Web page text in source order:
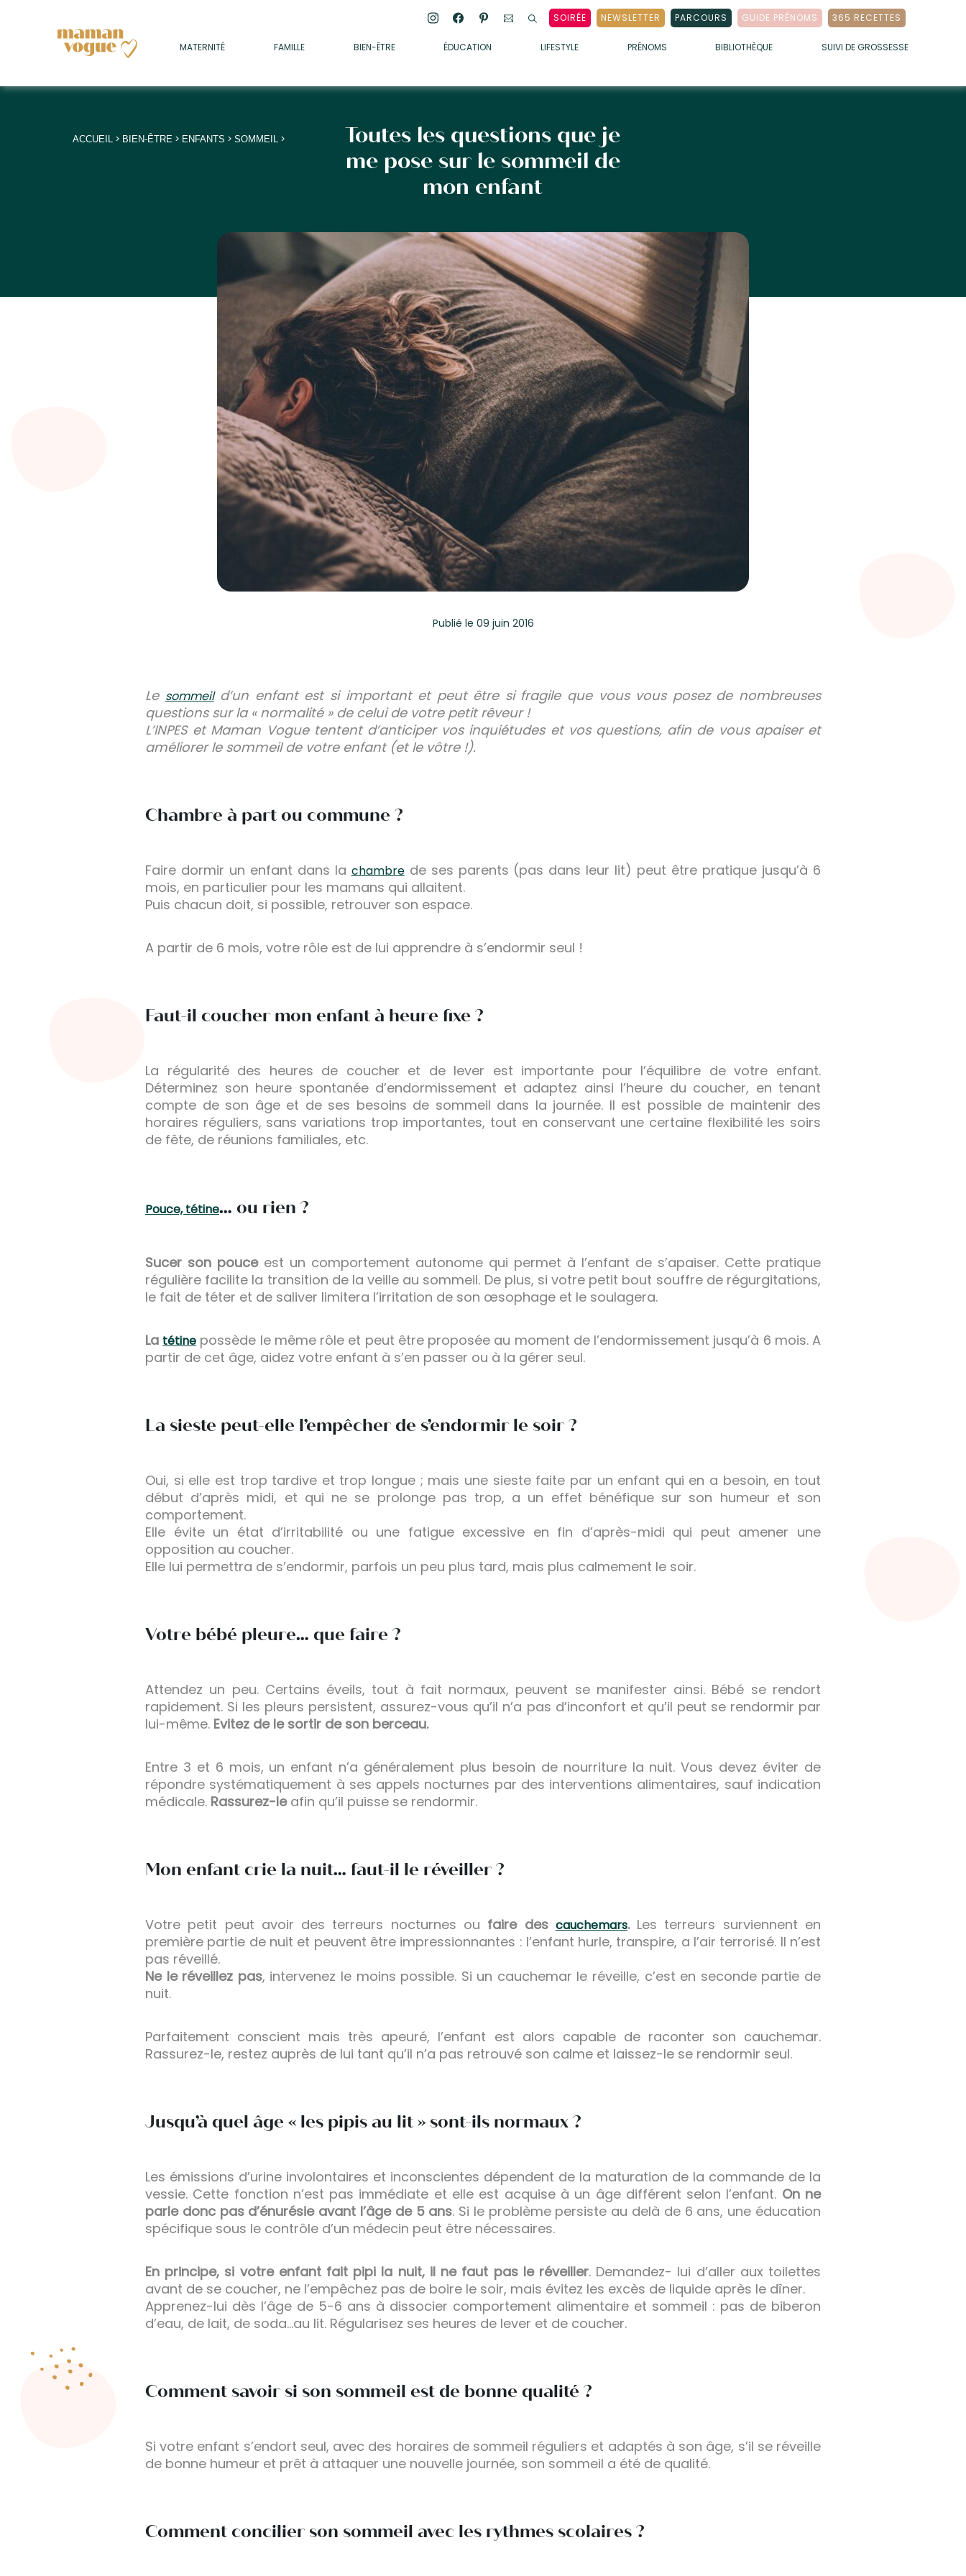
SOIRÉE NEWSLETTER PARCOURS GUIDE PRÉNOMS 365 RECETTES
MATERNITÉ FAMILLE BIEN-ÊTRE ÉDUCATION LIFESTYLE PRÉNOMS BIBLIOTHÈQUE SUIVI DE GROSSESSE
• SOMMEIL
• MÉDECINE DOUCE
• PSYCHOLOGIE
+
+
ACCUEIL > BIEN-ÊTRE > ENFANTS >SOMMEIL >
Toutes les questions que je
me pose sur le sommeil de
mon enfant
Publié le 09 juin 2016
Le sommeild’un enfant est si important et peut être si fragile que vous vous posez de nombreuses
questions sur la « normalité » de celui de votre petit rêveur !
L’INPES et Maman Vogue tentent d’anticiper vos inquiétudes et vos questions, afin de vous apaiser et
améliorer le sommeil de votre enfant (et le vôtre !).
Chambre à part ou commune ?
Faire dormir un enfant dans la chambrede ses parents (pas dans leur lit) peut être pratique jusqu’à 6
mois, en particulier pour les mamans qui allaitent.
Puis chacun doit, si possible, retrouver son espace.
A partir de 6 mois, votre rôle est de lui apprendre à s’endormir seul !
Faut-il coucher mon enfant à heure fixe ?
La régularité des heures de coucher et de lever est importante pour l’équilibre de votre enfant.
Déterminez son heure spontanée d’endormissement et adaptez ainsi l’heure du coucher, en tenant
compte de son âge et de ses besoins de sommeil dans la journée. Il est possible de maintenir des
horaires réguliers, sans variations trop importantes, tout en conservant une certaine flexibilité les soirs
de fête, de réunions familiales, etc.
Pouce, tétine… ou rien ?
Sucer son pouceest un comportement autonome qui permet à l’enfant de s’apaiser. Cette pratique
régulière facilite la transition de la veille au sommeil. De plus, si votre petit bout souffre de régurgitations,
le fait de téter et de saliver limitera l’irritation de son œsophage et le soulagera.
La tétine possède le même rôle et peut être proposée au moment de l’endormissement jusqu’à 6 mois. A
partir de cet âge, aidez votre enfant à s’en passer ou à la gérer seul.
La sieste peut-elle l’empêcher de s’endormir le soir ?
Oui, si elle est trop tardive et trop longue ; mais une sieste faite par un enfant qui en a besoin, en tout
début d’après midi, et qui ne se prolonge pas trop, a un effet bénéfique sur son humeur et son
comportement.
Elle évite un état d’irritabilité ou une fatigue excessive en fin d’après-midi qui peut amener une
opposition au coucher.
Elle lui permettra de s’endormir, parfois un peu plus tard, mais plus calmement le soir.
Votre bébé pleure… que faire ?
Attendez un peu. Certains éveils, tout à fait normaux, peuvent se manifester ainsi. Bébé se rendort
rapidement. Si les pleurs persistent, assurez-vous qu’il n’a pas d’inconfort et qu’il peut se rendormir par
lui-même. Evitez de le sortir de son berceau.
Entre 3 et 6 mois, un enfant n’a généralement plus besoin de nourriture la nuit. Vous devez éviter de
répondre systématiquement à ses appels nocturnes par des interventions alimentaires, sauf indication
médicale. Rassurez-leafin qu’il puisse se rendormir.
Mon enfant crie la nuit… faut-il le réveiller ?
Votre petit peut avoir des terreurs nocturnes ou faire des cauchemars.Les terreurs surviennent en
première partie de nuit et peuvent être impressionnantes : l’enfant hurle, transpire, a l’air terrorisé. Il n’est
pas réveillé.
Ne le réveillez pas, intervenez le moins possible. Si un cauchemar le réveille, c’est en seconde partie de
nuit.
Parfaitement conscient mais très apeuré, l’enfant est alors capable de raconter son cauchemar.
Rassurez-le, restez auprès de lui tant qu’il n’a pas retrouvé son calme et laissez-le se rendormir seul.
Jusqu’à quel âge « les pipis au lit » sont-ils normaux ?
Les émissions d’urine involontaires et inconscientes dépendent de la maturation de la commande de la
vessie. Cette fonction n’est pas immédiate et elle est acquise à un âge différent selon l’enfant. On ne
parle donc pas d’énurésie avant l’âge de 5 ans. Si le problème persiste au delà de 6 ans, une éducation
spécifique sous le contrôle d’un médecin peut être nécessaires.
En principe, si votre enfant fait pipi la nuit, il ne faut pas le réveiller. Demandez- lui d’aller aux toilettes
avant de se coucher, ne l’empêchez pas de boire le soir, mais évitez les excès de liquide après le dîner.
Apprenez-lui dès l’âge de 5-6 ans à dissocier comportement alimentaire et sommeil : pas de biberon
d’eau, de lait, de soda…au lit. Régularisez ses heures de lever et de coucher.
Comment savoir si son sommeil est de bonne qualité ?
Si votre enfant s’endort seul, avec des horaires de sommeil réguliers et adaptés à son âge, s’il se réveille
de bonne humeur et prêt à attaquer une nouvelle journée, son sommeil a été de qualité.
Comment concilier son sommeil avec les rythmes scolaires ?